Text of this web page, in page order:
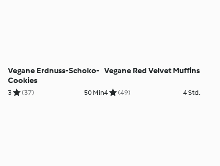
Vegane Erdnuss-Schoko-
Cookies
3 (37) 50 Min
Vegane Red Velvet Muffins
4 (49) 4 Std.